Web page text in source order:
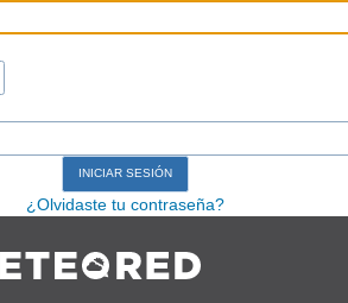
¿Olvidaste tu contraseña?